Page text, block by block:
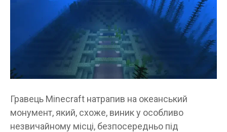
Гравець Minecraft натрапив на океанський
монумент, який, схоже, виник у особливо
незвичайному місці, безпосередньо під